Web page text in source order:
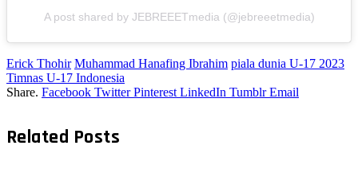
A post shared by JEBREEETmedia (@jebreeetmedia)
Erick Thohir Muhammad Hanafing Ibrahim piala dunia U-17 2023
Timnas U-17 Indonesia
Share. Facebook Twitter Pinterest LinkedIn Tumblr Email
Related Posts